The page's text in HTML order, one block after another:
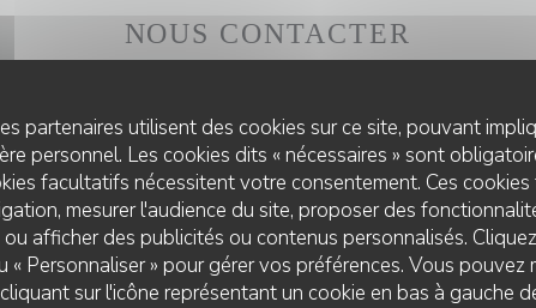
partenaires utilisent des cookies sur ce site, pouvant
personnel. Les cookies dits « nécessaires » sont
facultatifs nécessitent votre consentement. Ces
mesurer l'audience du site, proposer des
afficher des publicités ou contenus personnalisés.
« Personnaliser » pour gérer vos préférences. Vous
sur l'icône représentant un cookie en bas à gauche
NOUS CONTACTER
Remplissez le formulaire ci-dessous !